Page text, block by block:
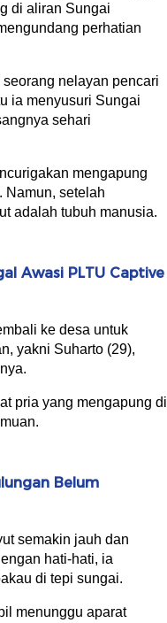
di aliran Sungai
perhatian
nelayan pencari
ia menyusuri Sungai
sehari
mengapung
Namun, setelah
adalah tubuh manusia.
Awasi PLTU Captive
ke desa untuk
yakni Suharto (29),
pria yang mengapung di
Belum
semakin jauh dan
hati-hati, ia
di tepi sungai.
menunggu aparat